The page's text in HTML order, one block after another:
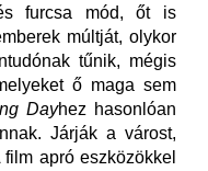
furcsa mód, őt is
múltját, olykor
tűnik, mégis
ő maga sem
Dayhez hasonlóan
Járják a várost,
apró eszközökkel